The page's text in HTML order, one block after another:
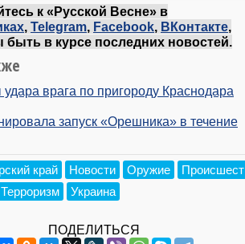
к «Русской Весне» в
, Telegram, Facebook, ВКонтакте,
быть в курсе последних новостей.
врага по пригороду Краснодара
запуск «Орешника» в течение
край Новости Оружие
Терроризм Украина
ПОДЕЛИТЬСЯ